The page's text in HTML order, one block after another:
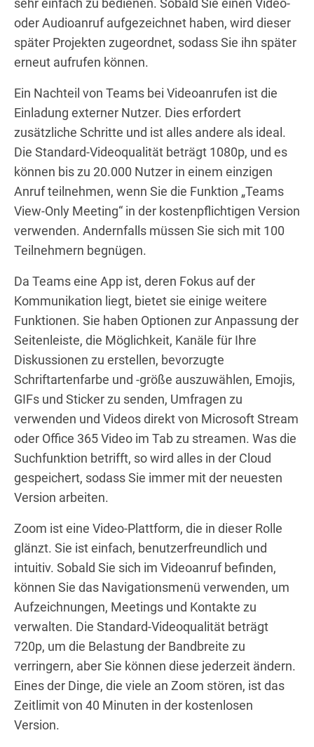
oder Audioanruf aufgezeichnet haben, wird dieser
später Projekten zugeordnet, sodass Sie ihn später
erneut aufrufen können.
Ein Nachteil von Teams bei Videoanrufen ist die
Einladung externer Nutzer. Dies erfordert
zusätzliche Schritte und ist alles andere als ideal.
Die Standard-Videoqualität beträgt 1080p, und es
können bis zu 20.000 Nutzer in einem einzigen
Anruf teilnehmen, wenn Sie die Funktion „Teams
View-Only Meeting“ in der kostenpflichtigen Version
verwenden. Andernfalls müssen Sie sich mit 100
Teilnehmern begnügen.
Da Teams eine App ist, deren Fokus auf der
Kommunikation liegt, bietet sie einige weitere
Funktionen. Sie haben Optionen zur Anpassung der
Seitenleiste, die Möglichkeit, Kanäle für Ihre
Diskussionen zu erstellen, bevorzugte
Schriftartenfarbe und -größe auszuwählen, Emojis,
GIFs und Sticker zu senden, Umfragen zu
verwenden und Videos direkt von Microsoft Stream
oder Office 365 Video im Tab zu streamen. Was die
Suchfunktion betrifft, so wird alles in der Cloud
gespeichert, sodass Sie immer mit der neuesten
Version arbeiten.
Zoom ist eine Video-Plattform, die in dieser Rolle
glänzt. Sie ist einfach, benutzerfreundlich und
intuitiv. Sobald Sie sich im Videoanruf befinden,
können Sie das Navigationsmenü verwenden, um
Aufzeichnungen, Meetings und Kontakte zu
verwalten. Die Standard-Videoqualität beträgt
720p, um die Belastung der Bandbreite zu
verringern, aber Sie können diese jederzeit ändern.
Eines der Dinge, die viele an Zoom stören, ist das
Zeitlimit von 40 Minuten in der kostenlosen
Version.